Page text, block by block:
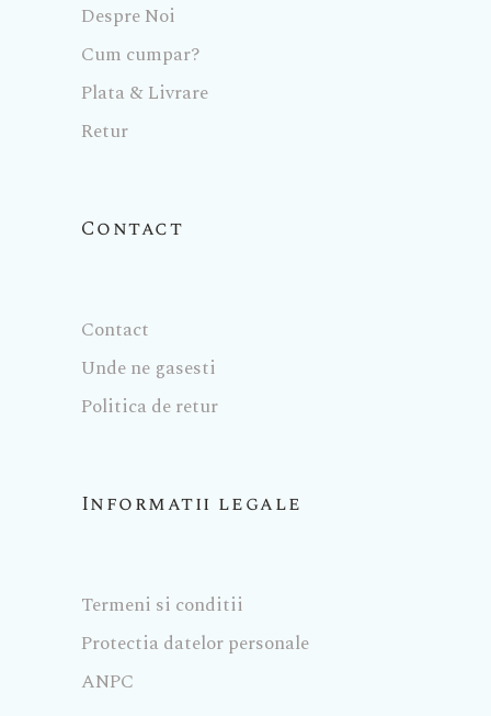
Despre Noi
Cum cumpar?
Plata & Livrare
Retur
Contact
Contact
Unde ne gasesti
Politica de retur
Informatii legale
Termeni si conditii
Protectia datelor personale
ANPC